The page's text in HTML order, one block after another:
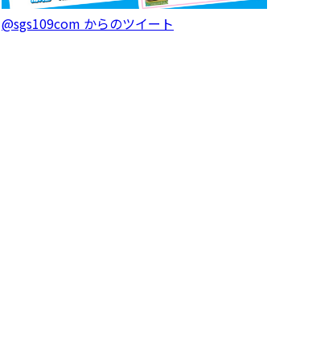
@sgs109com からのツイート